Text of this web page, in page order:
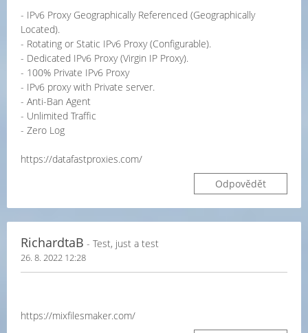
- IPv6 Proxy Geographically Referenced (Geographically
Located).
- Rotating or Static IPv6 Proxy (Configurable).
- Dedicated IPv6 Proxy (Virgin IP Proxy).
- 100% Private IPv6 Proxy
- IPv6 proxy with Private server.
- Anti-Ban Agent
- Unlimited Traffic
- Zero Log
https://datafastproxies.com/
Odpovědět
RichardtaB - Test, just a test
26. 8. 2022 12:28
https://mixfilesmaker.com/